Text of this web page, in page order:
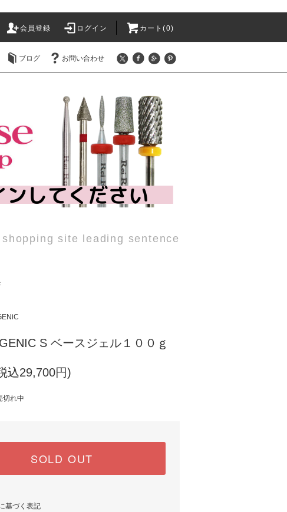
会員登録 ログイン カート(0)
ブログ お問い合わせ
shopping site leading sentence
S ベースジェル１００ｇ
込29,700円)
切れ中
SOLD OUT
基づく表記